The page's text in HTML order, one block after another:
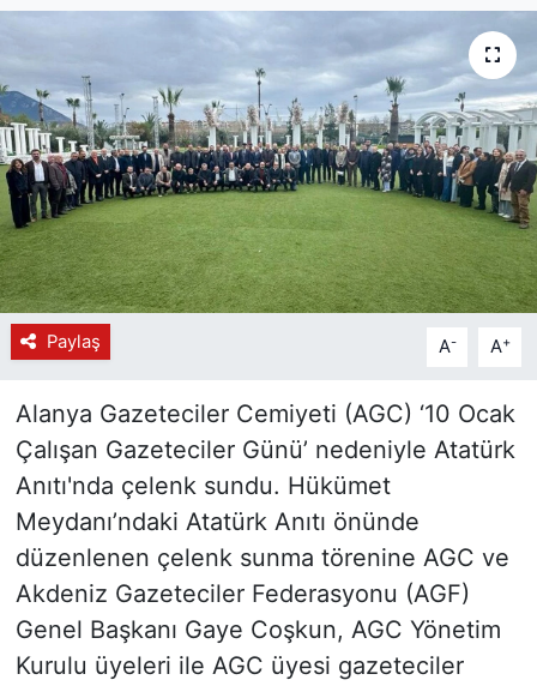
Paylaş A- A+
Alanya Gazeteciler Cemiyeti (AGC) ‘10 Ocak
Çalışan Gazeteciler Günü’ nedeniyle Atatürk
Anıtı'nda çelenk sundu. Hükümet
Meydanı’ndaki Atatürk Anıtı önünde
düzenlenen çelenk sunma törenine AGC ve
Akdeniz Gazeteciler Federasyonu (AGF)
Genel Başkanı Gaye Coşkun, AGC Yönetim
Kurulu üyeleri ile AGC üyesi gazeteciler